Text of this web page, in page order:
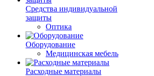
Средства индивидуальной
защиты
Оптика
Оборудование
Медицинская мебель
Расходные материалы